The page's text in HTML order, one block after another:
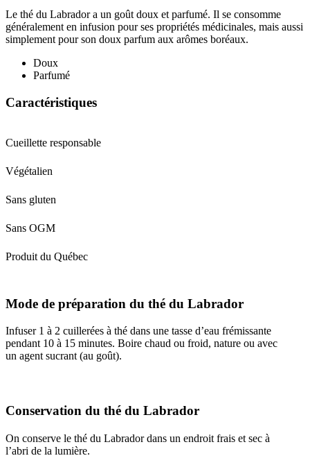
Le thé du Labrador a un goût doux et parfumé. Il se consomme
généralement en infusion pour ses propriétés médicinales, mais aussi
simplement pour son doux parfum aux arômes boréaux.
Doux
Parfumé
Caractéristiques
Cueillette responsable
Végétalien
Sans gluten
Sans OGM
Produit du Québec
Mode de préparation du thé du Labrador
Infuser 1 à 2 cuillerées à thé dans une tasse d’eau frémissante
pendant 10 à 15 minutes. Boire chaud ou froid, nature ou avec
un agent sucrant (au goût).
Conservation du thé du Labrador
On conserve le thé du Labrador dans un endroit frais et sec à
l’abri de la lumière.